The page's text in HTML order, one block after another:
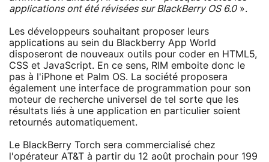
applications ont été révisées sur BlackBerry OS 6.0».
Les développeurs souhaitant proposer leurs
applications au sein du Blackberry App World
disposeront de nouveaux outils pour coder en HTML5,
CSS et JavaScript. En ce sens, RIM emboite donc le
pas à l'iPhone et Palm OS. La société proposera
également une interface de programmation pour son
moteur de recherche universel de tel sorte que les
résultats liés à une application en particulier soient
retournés automatiquement.
Le BlackBerry Torch sera commercialisé chez
l'opérateur AT&T à partir du 12 août prochain pour 199